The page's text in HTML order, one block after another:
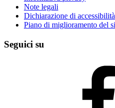
Note legali
Dichiarazione di accessibilità
Piano di miglioramento del
Seguici su